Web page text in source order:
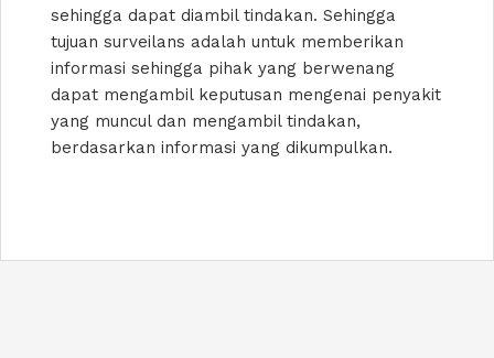
sehingga dapat diambil tindakan. Sehingga
tujuan surveilans adalah untuk memberikan
informasi sehingga pihak yang berwenang
dapat mengambil keputusan mengenai penyakit
yang muncul dan mengambil tindakan,
berdasarkan informasi yang dikumpulkan.